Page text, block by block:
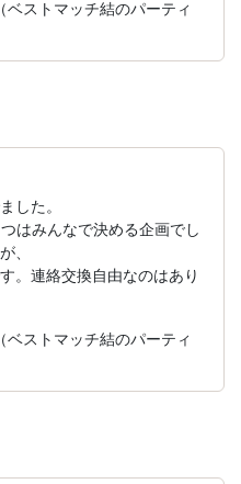
ストマッチ結のパーティ
した。
はみんなで決める企画でし
、
。連絡交換自由なのはあり
ストマッチ結のパーティ